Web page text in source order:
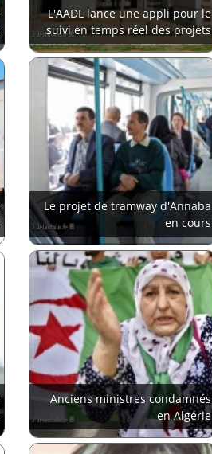
L'AADL lance une appli pour le
suivi en temps réel des projets
Le projet de tramway d'Annaba
en cours
Anciens ministres condamnés
en Algérie